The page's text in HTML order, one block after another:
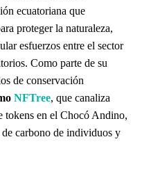
ecuatoriana que
proteger la naturaleza,
esfuerzos entre el sector
Como parte de su
de conservación
NFTree, que canaliza
tokens en el Chocó Andino,
carbono de individuos y